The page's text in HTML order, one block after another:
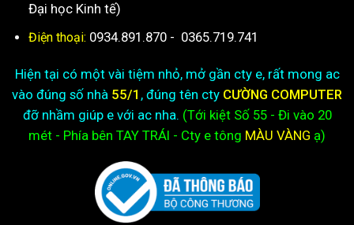
Đại học Kinh tế)
Điện thoại: 0934.891.870 - 0365.719.741
Hiện tại có một vài tiệm nhỏ, mở gần cty e, rất mong ac
vào đúng số nhà 55/1 , đúng tên cty CƯỜNG COMPUTER
đỡ nhầm giúp e với ac nha. (Tới kiệtSố 55 - Đi vào 20
mét - Phía bên TAY TRÁI - Cty e tông MÀU VÀNG ạ)